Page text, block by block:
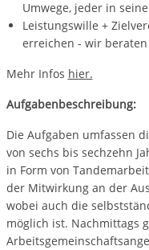
Umwege, jeder in
Leistungswille +
erreichen - wir
Mehr Infos hier.
Aufgabenbeschreibung:
Die Aufgaben umfassen
von sechs bis sechzehn
in Form von
der Mitwirkung an der
wobei auch die
möglich ist. Nachmittags